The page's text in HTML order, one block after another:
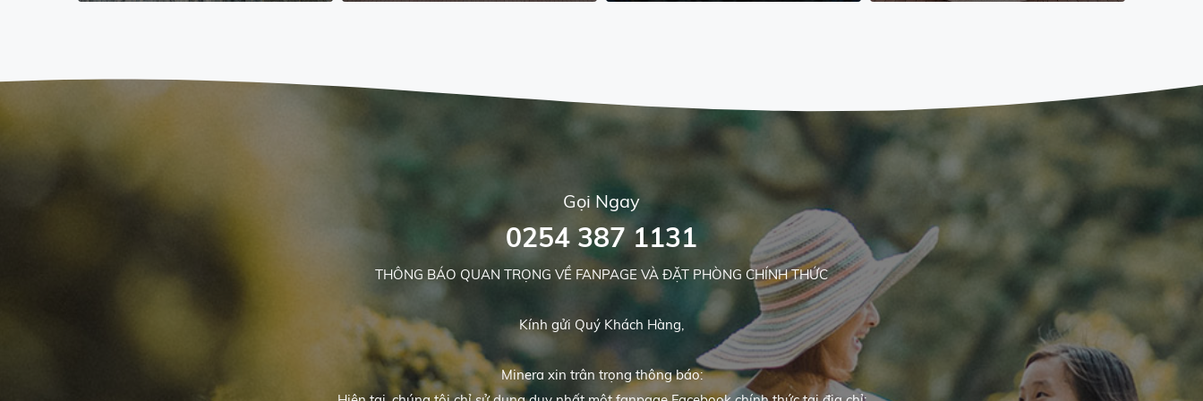
Gọi Ngay
0254 387 1131
THÔNG BÁO QUAN TRỌNG VỀ FANPAGE VÀ ĐẶT PHÒNG CHÍNH THỨC
Kính gửi Quý Khách Hàng,
Minera xin trân trọng thông báo: